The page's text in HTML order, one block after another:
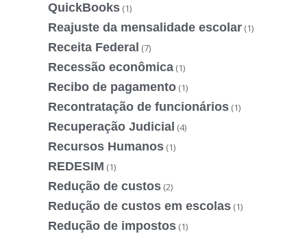
QuickBooks (1)
Reajuste da mensalidade escolar (1)
Receita Federal (7)
Recessão econômica (1)
Recibo de pagamento (1)
Recontratação de funcionários (1)
Recuperação Judicial (4)
Recursos Humanos (1)
REDESIM (1)
Redução de custos (2)
Redução de custos em escolas (1)
Redução de impostos (1)